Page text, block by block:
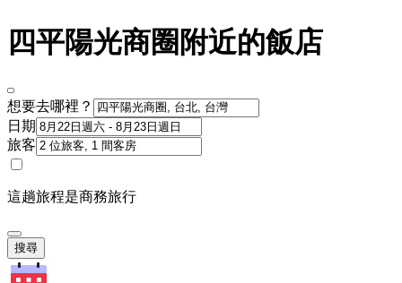
四平陽光商圈附近的飯店
想要去哪裡？
日期
旅客
這趟旅程是商務旅行
搜尋